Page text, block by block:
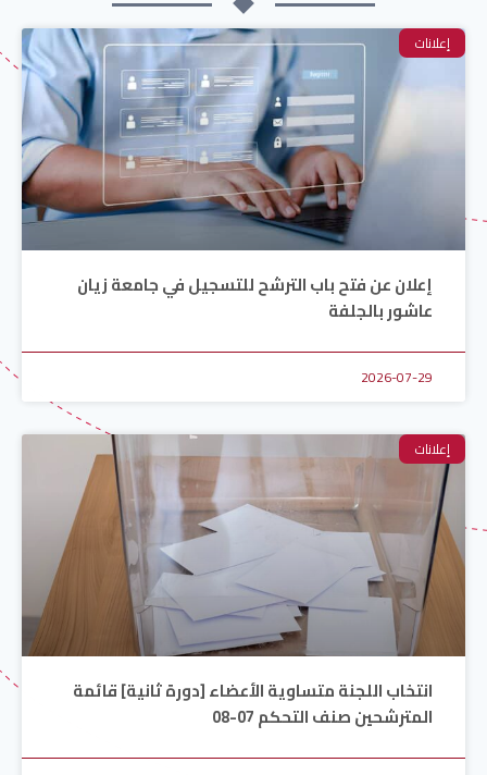
إعلانات
إعلان عن فتح باب الترشح للتسجيل في جامعة زيان
عاشور بالجلفة
2026-07-29
إعلانات
انتخاب اللجنة متساوية الأعضاء [دورة ثانية] قائمة
المترشحين صنف التحكم 07-08